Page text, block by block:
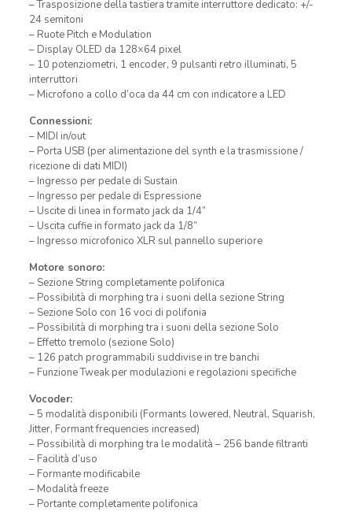
– Trasposizione della tastiera tramite interruttore dedicato: +/-
24 semitoni
– Ruote Pitch e Modulation
– Display OLED da 128×64 pixel
– 10 potenziometri, 1 encoder, 9 pulsanti retro illuminati, 5
interruttori
– Microfono a collo d’oca da 44 cm con indicatore a LED
Connessioni:
– MIDI in/out
– Porta USB (per alimentazione del synth e la trasmissione /
ricezione di dati MIDI)
– Ingresso per pedale di Sustain
– Ingresso per pedale di Espressione
– Uscite di linea in formato jack da 1/4”
– Uscita cuffie in formato jack da 1/8”
– Ingresso microfonico XLR sul pannello superiore
Motore sonoro:
– Sezione String completamente polifonica
– Possibilità di morphing tra i suoni della sezione String
– Sezione Solo con 16 voci di polifonia
– Possibilità di morphing tra i suoni della sezione Solo
– Effetto tremolo (sezione Solo)
– 126 patch programmabili suddivise in tre banchi
– Funzione Tweak per modulazioni e regolazioni specifiche
Vocoder:
– 5 modalità disponibili (Formants lowered, Neutral, Squarish,
Jitter, Formant frequencies increased)
– Possibilità di morphing tra le modalità – 256 bande filtranti
– Facilità d’uso
– Formante modificabile
– Modalità freeze
– Portante completamente polifonica